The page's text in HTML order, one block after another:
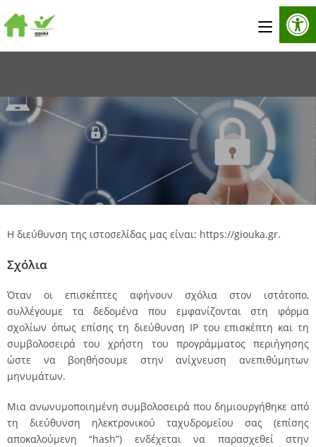
Η διεύθυνση της ιστοσελίδας μας είναι: https://giouka.gr.
Σχόλια
Όταν οι επισκέπτες αφήνουν σχόλια στον ιστότοπο,
συλλέγουμε τα δεδομένα που εμφανίζονται στη φόρμα
σχολίων όπως επίσης τη διεύθυνση IP του επισκέπτη και τη
συμβολοσειρά του χρήστη του προγράμματος περιήγησης
ώστε να βοηθήσουμε στην ανίχνευση ανεπιθύμητων
μηνυμάτων.
Μια ανωνυμοποιημένη συμβολοσειρά που δημιουργήθηκε από
τη διεύθυνση ηλεκτρονικού ταχυδρομείου σας (επίσης
αποκαλούμενη “hash”) ενδέχεται να παρασχεθεί στην